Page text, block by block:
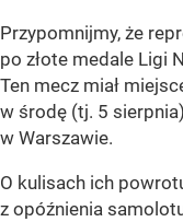
Przypomnijmy, że
po złote medale Ligi
Ten mecz miał
w środę (tj. 5
w Warszawie.
O kulisach ich
z opóźnienia